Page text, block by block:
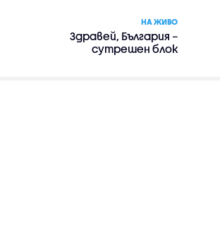
НА ЖИВО
Здравей, България –
сутрешен блок